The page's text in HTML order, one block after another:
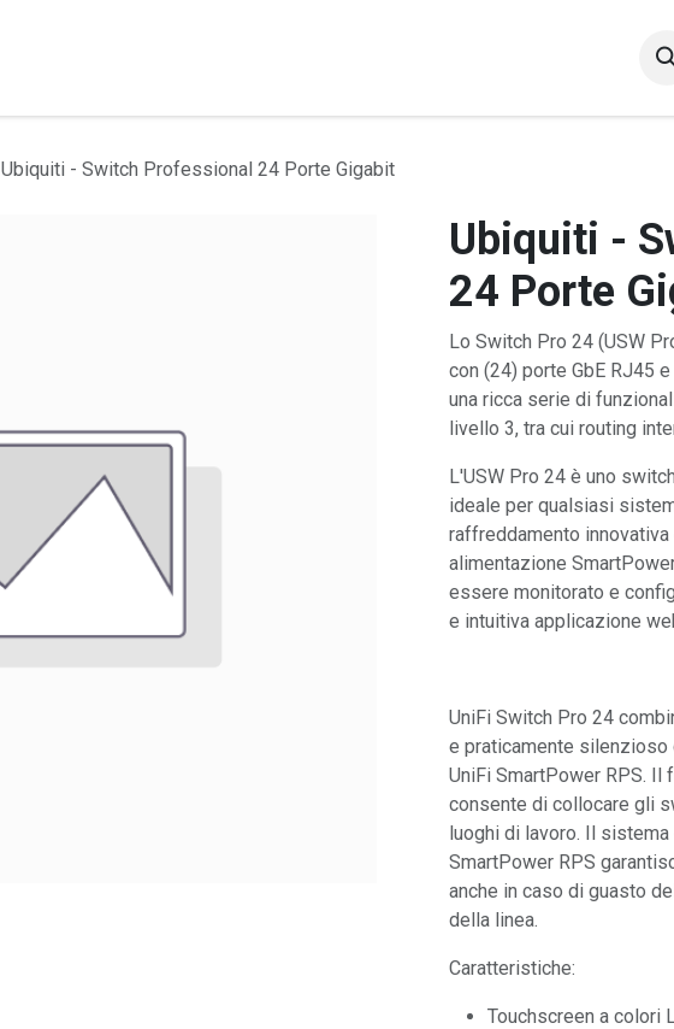
Ubiquiti - Switch Professional 24 Porte Gigabit
Ubiquiti -
24 Porte
Lo Switch Pro 24 (USW
con (24) porte GbE RJ45
una ricca serie di
livello 3, tra cui routing
L'USW Pro 24 è uno
ideale per qualsiasi
raffreddamento
alimentazione
essere monitorato e
e intuitiva applicazione
UniFi Switch Pro 24
e praticamente
UniFi SmartPower RPS.
consente di collocare gli
luoghi di lavoro. Il
SmartPower RPS
anche in caso di guasto
della linea.
Caratteristiche:
Touchscreen a colori